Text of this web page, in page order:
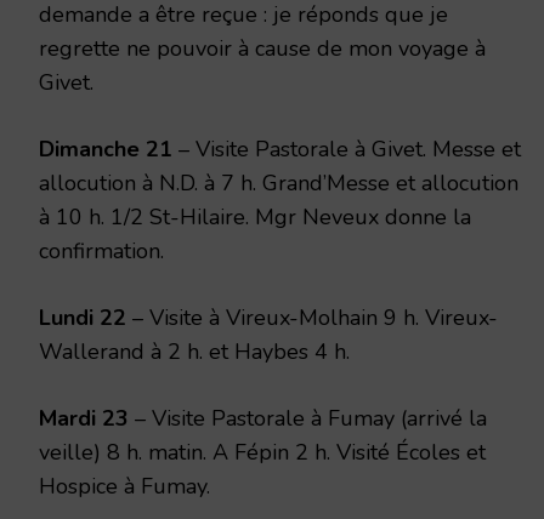
demande a être reçue : je réponds que je
regrette ne pouvoir à cause de mon voyage à
Givet.
Dimanche 21 – Visite Pastorale à Givet. Messe et
allocution à N.D. à 7 h. Grand’Messe et allocution
à 10 h. 1/2 St-Hilaire. Mgr Neveux donne la
confirmation.
Lundi 22 – Visite à Vireux-Molhain 9 h. Vireux-
Wallerand à 2 h. et Haybes 4 h.
Mardi 23 – Visite Pastorale à Fumay (arrivé la
veille) 8 h. matin. A Fépin 2 h. Visité Écoles et
Hospice à Fumay.